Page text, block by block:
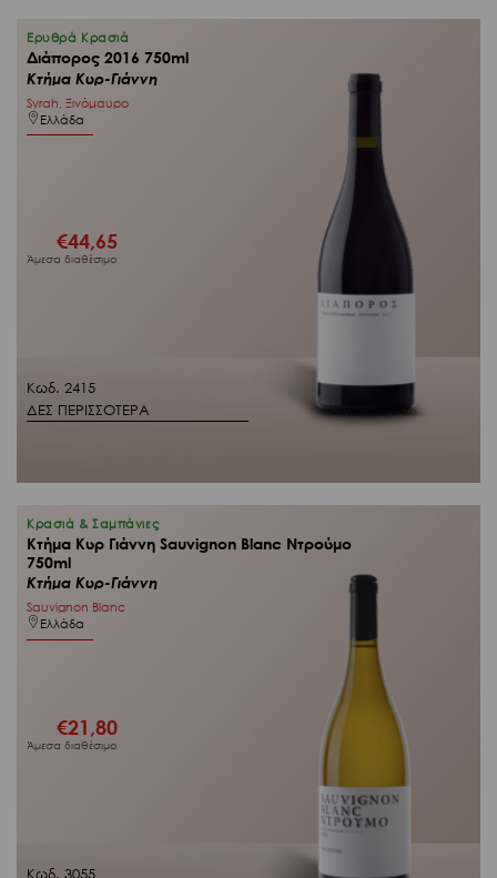
Κωδ. 2415
ΔΕΣ ΠΕΡΙΣΣΟΤΕΡΑ
Ερυθρά Κρασιά
Διάπορος 2016 750ml
Κτήμα Κυρ-Γιάννη
Syrah, Ξινόμαυρο
Ελλάδα
€44,65
Άμεσα διαθέσιμο
Κωδ. 3055
Κρασιά & Σαμπάνιες
Κτήμα Κυρ Γιάννη Sauvignon Blanc Ντρούμο
750ml
Κτήμα Κυρ-Γιάννη
Sauvignon Blanc
Ελλάδα
€21,80
Άμεσα διαθέσιμο